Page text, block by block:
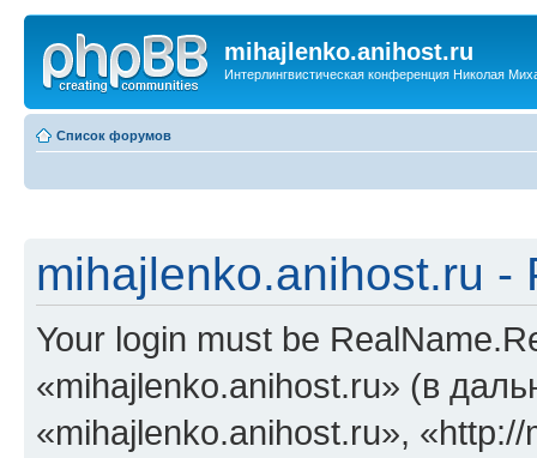
mihajlenko.anihost.ru
Интерлингвистическая конференция Николая
Список форумов
mihajlenko.anihost.ru -
Your login must be
«mihajlenko.anihost.ru» (в
«mihajlenko.anihost.ru»,